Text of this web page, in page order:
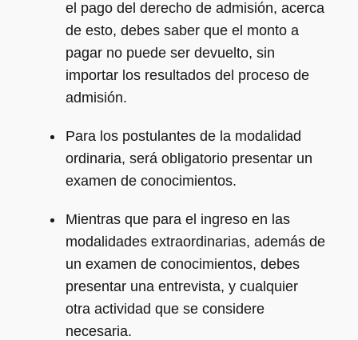
el pago del derecho de admisión, acerca
de esto, debes saber que el monto a
pagar no puede ser devuelto, sin
importar los resultados del proceso de
admisión.
Para los postulantes de la modalidad
ordinaria, será obligatorio presentar un
examen de conocimientos.
Mientras que para el ingreso en las
modalidades extraordinarias, además de
un examen de conocimientos, debes
presentar una entrevista, y cualquier
otra actividad que se considere
necesaria.